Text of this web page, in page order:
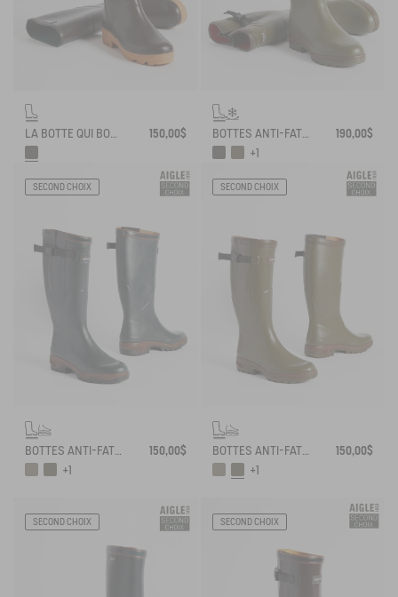
LA BOTTE QUI BOSSE ET QUI ENDURE 150,00$ BOTTES ANTI-FATIGUE CONTRE LE FROID MADE IN FRANCE
190,00$
+1
SECOND CHOIX
BOTTES ANTI-FATIGUE ADAPTÉES À TOUS LES MOLLETS MADE IN FRANCE
150,00$
+1
SECOND CHOIX
BOTTES ANTI-FATIGUE ADAPTÉES À TOUS LES MOLLETS MADE IN FRANCE
150,00$
+1
SECOND CHOIX SECOND CHOIX